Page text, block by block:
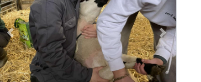
Previous Next